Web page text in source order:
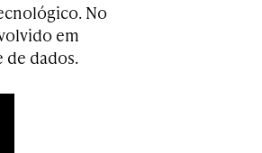
No
em
de dados.